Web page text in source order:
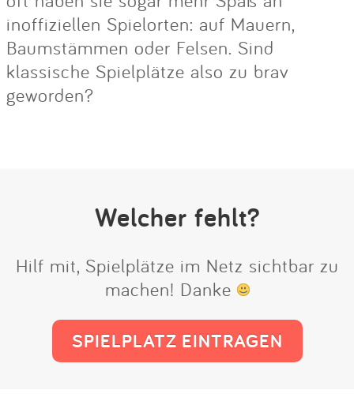
inoffiziellen Spielorten: auf Mauern,
Baumstämmen oder Felsen. Sind
klassische Spielplätze also zu brav
geworden?
Welcher fehlt?
Hilf mit, Spielplätze im Netz sichtbar zu
machen! Danke
SPIELPLATZ EINTRAGEN